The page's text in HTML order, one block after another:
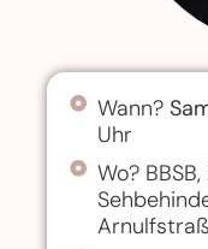
Wann?
Uhr
Wo?